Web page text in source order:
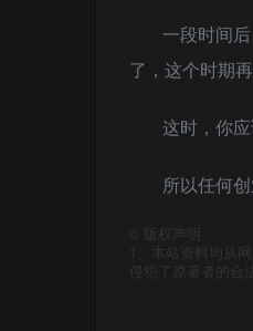
一段时间
了，这个时期
这时，你
所以任何
版权声明
1、本站资料均从
侵犯了原著者的合